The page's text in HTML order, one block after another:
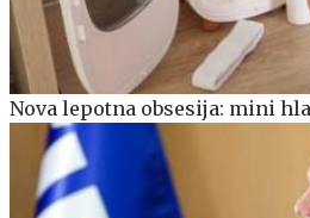
Nova lepotna obsesija: mini